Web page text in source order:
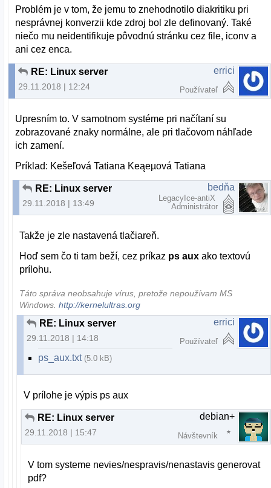
Problém je v tom, že jemu to znehodnotilo diakritiku pri
nesprávnej konverzii kde zdroj bol zle definovaný. Také
niečo mu neidentifikuje pôvodnú stránku cez file, iconv a
ani cez enca.
RE: Linux server
29.11.2018 | 12:24
errici
Používateľ
Upresním to. V samotnom systéme pri načítaní su
zobrazované znaky normálne, ale pri tlačovom náhľade
ich zamení.
Príklad: Kešeľová Tatiana Keąeµová Tatiana
RE: Linux server
29.11.2018 | 13:49
bedňa
LegacyIce-antiX
Administrátor
Takže je zle nastavená tlačiareň.
Hoď sem čo ti tam beží, cez príkaz ps aux ako textovú
prílohu.
Táto správa neobsahuje vírus, pretože nepoužívam MS
Windows.http://kernelultras.org
RE: Linux server
29.11.2018 | 14:18
errici
Používateľ
ps_aux.txt (5.0 kB)
V prílohe je výpis ps aux
RE: Linux server
29.11.2018 | 15:47
debian+
Návštevník
V tom systeme nevies/nespravis/nenastavis generovat
pdf?